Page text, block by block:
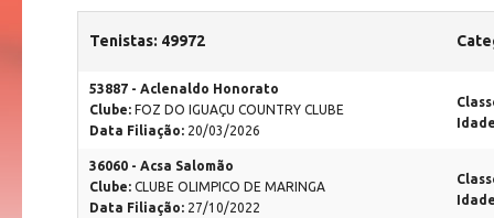
Tenistas: 49972
53887 - Aclenaldo Honorato
Clube: FOZ DO IGUAÇU COUNTRY CLUBE
Data Filiação: 20/03/2026
36060 - Acsa Salomão
Clube: CLUBE OLIMPICO DE MARINGA
Data Filiação: 27/10/2022